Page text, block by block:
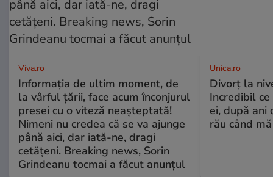
Viva.ro
Informația de ultim moment, de
la vârful țării, face acum înconjurul
presei cu o viteză neașteptată!
Nimeni nu credea că se va ajunge
până aici, dar iată-ne, dragi
cetățeni. Breaking news, Sorin
Grindeanu tocmai a făcut anunțul
Unica.ro
Divorț la
Incredibil
ei, după ani
rău când